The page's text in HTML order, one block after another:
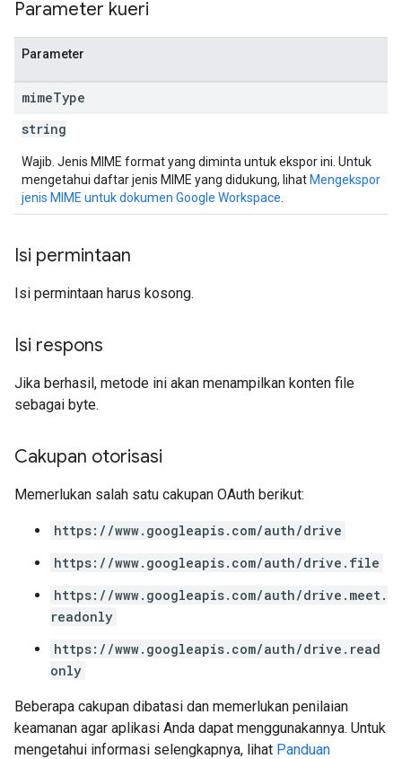
Parameter kueri
Parameter
mimeType
string
Wajib. Jenis MIME format yang diminta untuk ekspor ini. Untuk
mengetahui daftar jenis MIME yang didukung, lihat Mengekspor
jenis MIME untuk dokumen Google Workspace
Isi permintaan
Isi permintaan harus kosong.
Isi respons
Jika berhasil, metode ini akan menampilkan konten file
sebagai byte.
Cakupan otorisasi
Memerlukan salah satu cakupan OAuth berikut:
https://www.googleapis.com/auth/drive
https://www.googleapis.com/auth/drive.file
https://www.googleapis.com/auth/drive.meet.
readonly
https://www.googleapis.com/auth/drive.read
only
Beberapa cakupan dibatasi dan memerlukan penilaian
keamanan agar aplikasi Anda dapat menggunakannya. Untuk
mengetahui informasi selengkapnya, lihat Panduan